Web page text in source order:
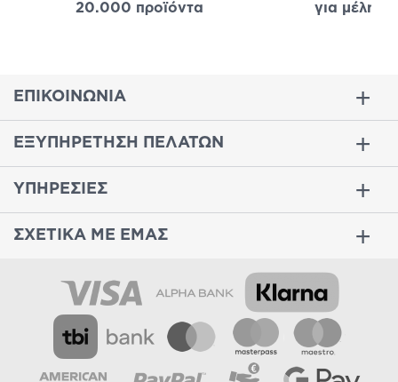
20.000 προϊόντα
για μέλη
ΕΠΙΚΟΙΝΩΝΙΑ
ΕΞΥΠΗΡΕΤΗΣΗ ΠΕΛΑΤΩΝ
ΥΠΗΡΕΣΙΕΣ
ΣΧΕΤΙΚΑ ΜΕ ΕΜΑΣ